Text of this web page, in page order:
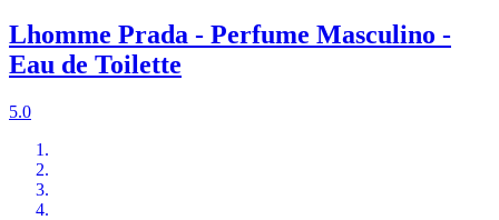
Lhomme Prada - Perfume Masculino -
Eau de Toilette
5.0